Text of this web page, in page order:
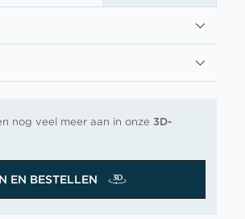
nog veel meer aan in onze3D-
EN BESTELLEN